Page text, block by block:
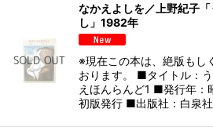
なかえよしを／上野紀子
し」1982年
※現在この本は、絶版もし
おります。 ■タイトル：
えほんらんど1 ■発行年
初版発行 ■出版社：白泉